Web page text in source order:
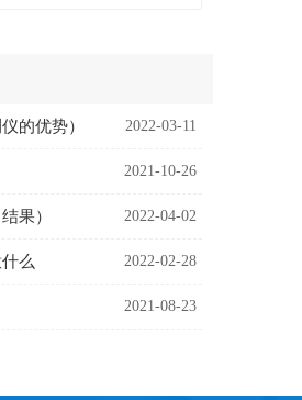
的优势） 2022-03-11
2021-10-26
果） 2022-04-02
么 2022-02-28
2021-08-23